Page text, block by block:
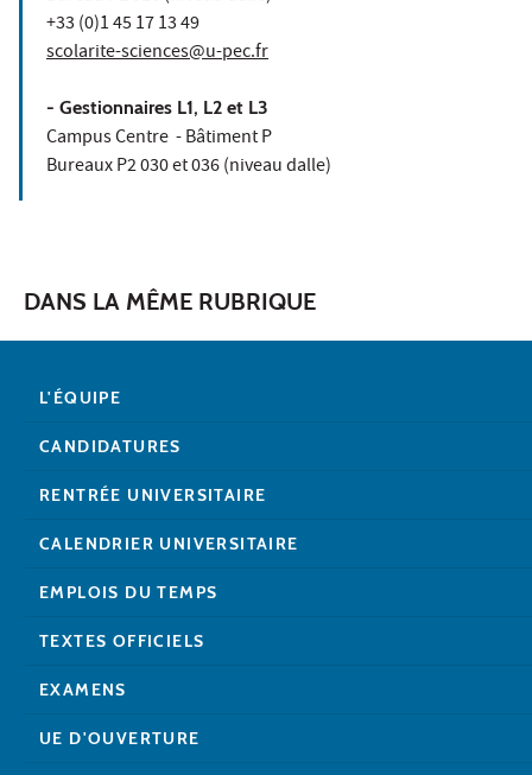
+33 (0)1 45 17 13 49
scolarite-sciences@u-pec.fr
- Gestionnaires L1, L2 et L3
Campus Centre - Bâtiment P
Bureaux P2 030 et 036 (niveau dalle)
DANS LA MÊME RUBRIQUE
L'ÉQUIPE
CANDIDATURES
RENTRÉE UNIVERSITAIRE
CALENDRIER UNIVERSITAIRE
EMPLOIS DU TEMPS
TEXTES OFFICIELS
EXAMENS
UE D'OUVERTURE